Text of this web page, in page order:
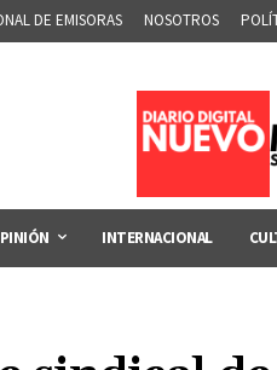
DE EMISORAS NOSOTROS
INTERNACIONAL